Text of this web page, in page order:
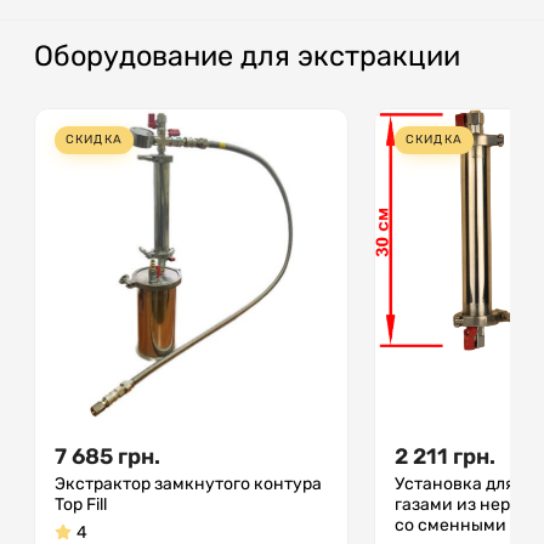
Оборудование для экстракции
СКИДКА
7 685 грн.
Экстрактор замкнутого контура
Top Fill
4
СКИДКА
2 211 грн.
Установка для
газами из
со сменными